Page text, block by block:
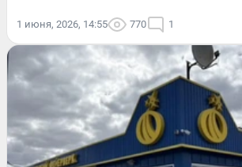
1 июня, 2026, 14:55 770 1